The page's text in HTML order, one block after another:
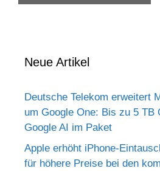
Neue Artikel
Deutsche Telekom erweitert
um Google One: Bis zu 5 TB
Google AI im Paket
Apple erhöht iPhone-
für höhere Preise bei den